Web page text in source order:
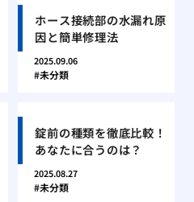
ホース接続部の水漏れ原
因と簡単修理法
2025.09.06
未分類
錠前の種類を徹底比較！
あなたに合うのは？
2025.08.27
未分類